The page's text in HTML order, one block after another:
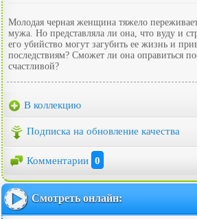
Молодая черная женщина тяжело
мужа. Но представляла ли она, что вуду и
его убийство могут загубить ее жизнь и
последствиям? Сможет ли она оправиться
счастливой?
В коллекцию
Подписка на обновление качества
Комментарии 0
Смотреть онлайн: